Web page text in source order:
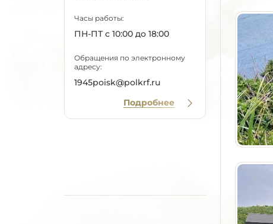
Часы работы:
ПН-ПТ с 10:00 до 18:00
Обращения по электронному
адресу:
1945poisk@polkrf.ru
Подробнее